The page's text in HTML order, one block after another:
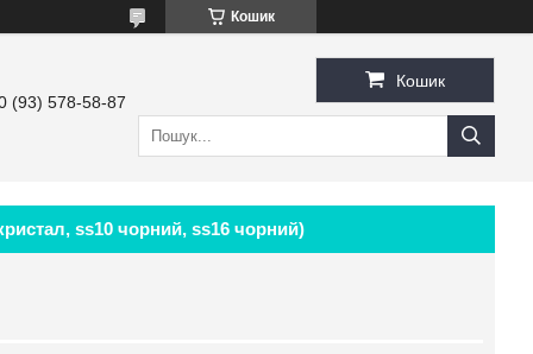
Кошик
(93) 578-58-87
Кошик
ss10 чорний, ss16 чорний)